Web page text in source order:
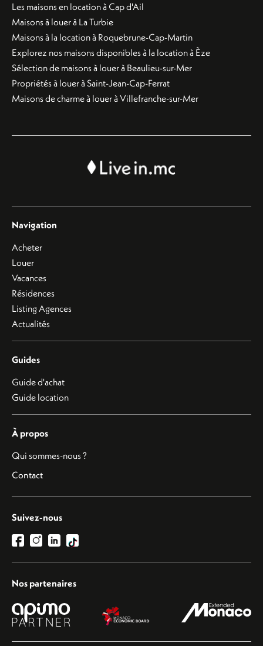
Les maisons en location à Cap d'Ail
Maisons à louer à La Turbie
Maisons à la location à Roquebrune-Cap-Martin
Explorez nos maisons disponibles à la location à Èze
Sélection de maisons à louer à Beaulieu-sur-Mer
Propriétés à louer à Saint-Jean-Cap-Ferrat
Maisons de charme à louer à Villefranche-sur-Mer
Navigation
Acheter
Louer
Vacances
Résidences
Listing Agences
Actualités
Guides
Guide d'achat
Guide location
À propos
Qui sommes-nous ?
Contact
Suivez-nous
Nos partenaires